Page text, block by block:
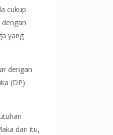
cukup
yang
dengan
(DP)
dari itu,